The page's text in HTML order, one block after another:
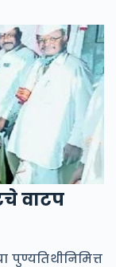
वाटप
पुण्यतिथीनिमित्त